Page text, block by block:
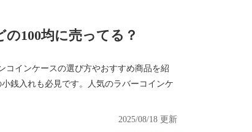
100均に売ってる？
コインケースの選び方やおすすめ商品を紹
銭入れも必見です。人気のラバーコインケ
2025/08/18 更新